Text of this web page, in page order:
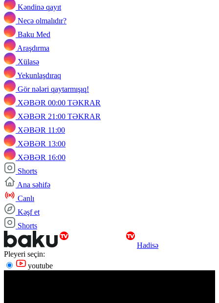
Kəndinə qayıt
Necə olmalıdır?
Baku Med
Araşdırma
Xülasə
Yekunlaşdıraq
Gör nələri qaytarmışıq!
XƏBƏR 00:00 TƏKRAR
XƏBƏR 21:00 TƏKRAR
XƏBƏR 11:00
XƏBƏR 13:00
XƏBƏR 16:00
Shorts
Ana səhifə
Canlı
Kəşf et
Shorts
Hadisə
Pleyeri seçin:
youtube